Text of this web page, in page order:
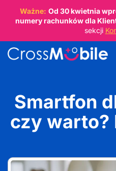
Ważne: Od 30 kwietnia
numery rachunków dla
sekcji
Smartfon
czy warto?